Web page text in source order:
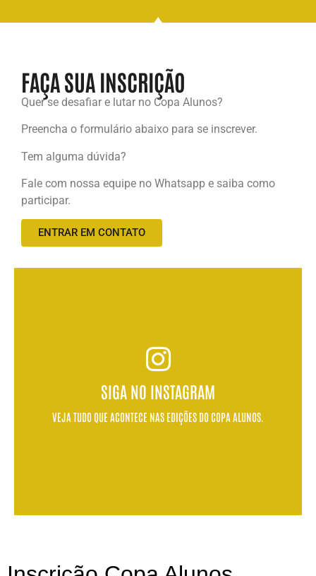
FAÇA SUA INSCRIÇÃO
Quer se desafiar e lutar no Copa Alunos?
Preencha o formulário abaixo para se inscrever.
Tem alguma dúvida?
Fale com nossa equipe no Whatsapp e saiba como
participar.
ENTRAR EM CONTATO
SIGA NO INSTAGRAM
VEJA TUDO QUE ACONTECE NAS EDIÇÕES DO COPA ALUNOS.